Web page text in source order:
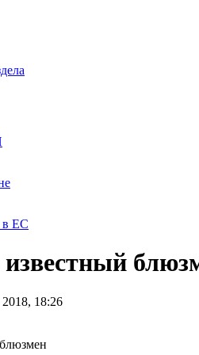
в ЕС
18:26